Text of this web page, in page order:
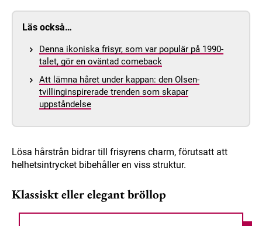
Läs också…
Denna ikoniska frisyr, som var populär på 1990-
talet, gör en oväntad comeback
Att lämna håret under kappan: den Olsen-
tvillinginspirerade trenden som skapar
uppståndelse
Lösa hårstrån bidrar till frisyrens charm, förutsatt att
helhetsintrycket bibehåller en viss struktur.
Klassiskt eller elegant bröllop